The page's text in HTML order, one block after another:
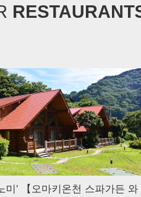
미’ 【오마키온천 스파가든 와